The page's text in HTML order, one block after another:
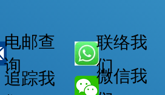
电邮查
询
追踪我
联络我
们
微信我